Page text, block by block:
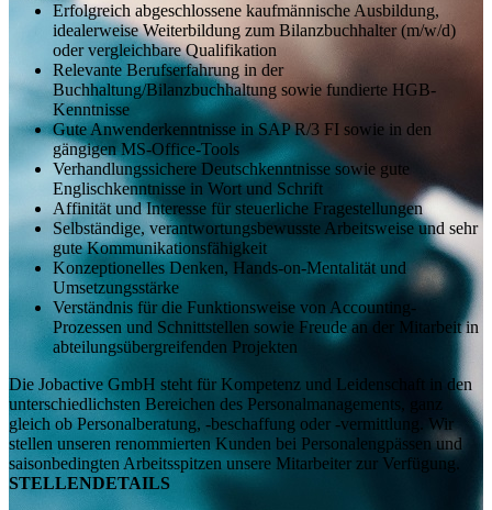
Erfolgreich abgeschlossene kaufmännische Ausbildung,
idealerweise Weiterbildung zum Bilanzbuchhalter (m/w/d)
oder vergleichbare Qualifikation
Relevante Berufserfahrung in der
Buchhaltung/Bilanzbuchhaltung sowie fundierte HGB-
Kenntnisse
Gute Anwenderkenntnisse in SAP R/3 FI sowie in den
gängigen MS-Office-Tools
Verhandlungssichere Deutschkenntnisse sowie gute
Englischkenntnisse in Wort und Schrift
Affinität und Interesse für steuerliche Fragestellungen
Selbständige, verantwortungsbewusste Arbeitsweise und sehr
gute Kommunikationsfähigkeit
Konzeptionelles Denken, Hands-on-Mentalität und
Umsetzungsstärke
Verständnis für die Funktionsweise von Accounting-
Prozessen und Schnittstellen sowie Freude an der Mitarbeit in
abteilungsübergreifenden Projekten
Die Jobactive GmbH steht für Kompetenz und Leidenschaft in den
unterschiedlichsten Bereichen des Personalmanagements, ganz
gleich ob Personalberatung, -beschaffung oder -vermittlung. Wir
stellen unseren renommierten Kunden bei Personalengpässen und
saisonbedingten Arbeitsspitzen unsere Mitarbeiter zur Verfügung.
STELLENDETAILS